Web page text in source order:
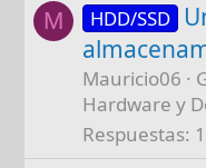
M HDD/SSD
Mauricio06
Hardware y
Respuestas 1